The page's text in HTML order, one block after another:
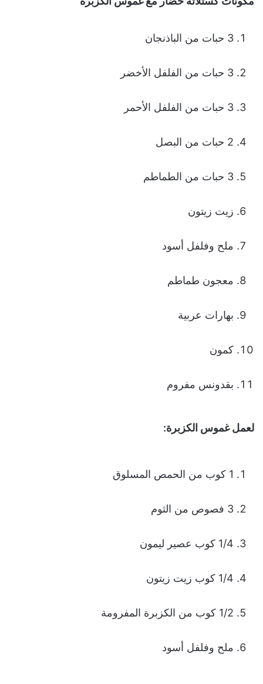
3 حبات من الباذنجان
3 حبات من الفلفل الأخضر
3 حبات من الفلفل الأحمر
2 حبات من البصل
3 حبات من الطماطم
زيت زيتون
ملح وفلفل أسود
معجون طماطم
بهارات عربية
كمون
بقدونس مفروم
لعمل غموس الكزبرة:
1 كوب من الحمص المسلوق
3 فصوص من الثوم
1/4 كوب عصير ليمون
1/4 كوب زيت زيتون
1/2 كوب من الكزبرة المفرومة
ملح وفلفل أسود